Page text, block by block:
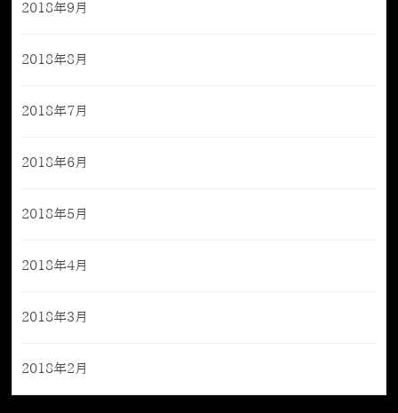
2018年9月
2018年8月
2018年7月
2018年6月
2018年5月
2018年4月
2018年3月
2018年2月